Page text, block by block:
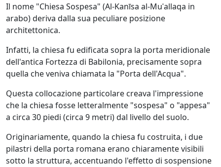
Il nome "Chiesa Sospesa" (Al-Kanīsa al-Muʿallaqa in
arabo) deriva dalla sua peculiare posizione
architettonica.
Infatti, la chiesa fu edificata sopra la porta meridionale
dell'antica Fortezza di Babilonia, precisamente sopra
quella che veniva chiamata la "Porta dell'Acqua".
Questa collocazione particolare creava l'impressione
che la chiesa fosse letteralmente "sospesa" o "appesa"
a circa 30 piedi (circa 9 metri) dal livello del suolo.
Originariamente, quando la chiesa fu costruita, i due
pilastri della porta romana erano chiaramente visibili
sotto la struttura, accentuando l'effetto di sospensione